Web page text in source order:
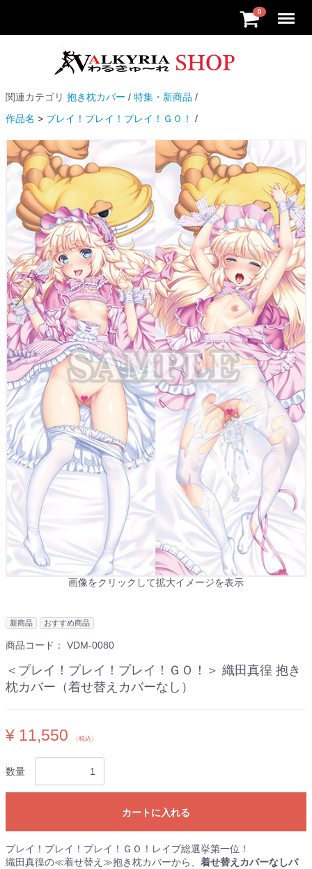
0
関連カテゴリ 抱き枕カバー
特集・新商品
作品名
プレイ！プレイ！プレイ！ＧＯ！
画像をクリックして拡大イメージを表示
新商品 おすすめ商品
商品コード： VDM-0080
＜プレイ！プレイ！プレイ！ＧＯ！＞ 織田真徨 抱き
枕カバー（着せ替えカバーなし）
¥ 11,550 （税込）
数量
カートに入れる
プレイ！プレイ！プレイ！ＧＯ！レイプ総選挙第一位！
織田真徨の≪着せ替え≫抱き枕カバーから、 着せ替えカバーなしバ